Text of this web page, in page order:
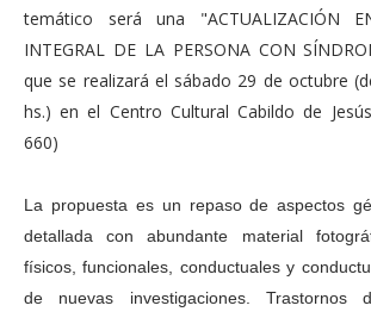
temático será una "ACTUALIZACIÓN
INTEGRAL DE LA PERSONA CON
que se realizará el sábado 29 de octubre
hs.) en el Centro Cultural Cabildo de
660)
La propuesta es un repaso de aspectos
detallada con abundante material
físicos, funcionales, conductuales y
de nuevas investigaciones. Trastornos